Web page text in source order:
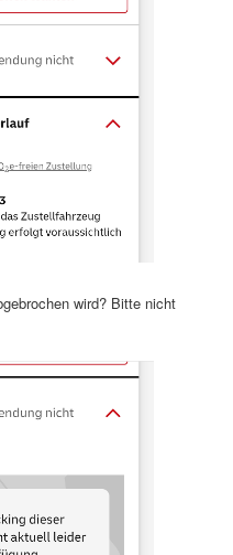
wird? Bitte nicht